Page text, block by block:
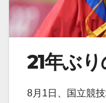
21年ぶ
8月1日、国立競